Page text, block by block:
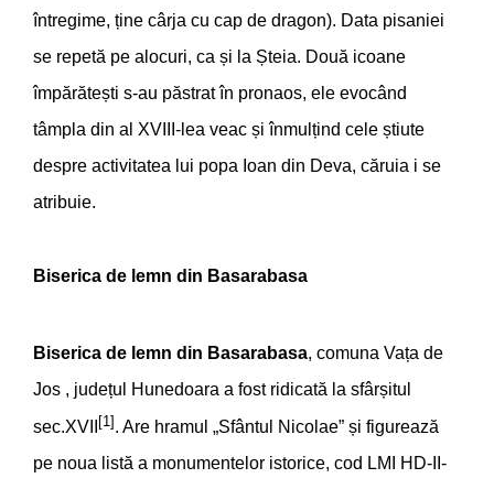
întregime, ține cârja cu cap de dragon). Data pisaniei
se repetă pe alocuri, ca și la Șteia. Două icoane
împărătești s-au păstrat în pronaos, ele evocând
tâmpla din al XVIII-lea veac și înmulțind cele știute
despre activitatea lui popa Ioan din Deva, căruia i se
atribuie.
Biserica de lemn din Basarabasa
Biserica de lemn din Basarabasa, comuna Vața de
Jos , județul Hunedoara a fost ridicată la sfârșitul
sec.XVII [1] . Are hramul „Sfântul Nicolae” și figurează
pe noua listă a monumentelor istorice, cod LMI HD-II-